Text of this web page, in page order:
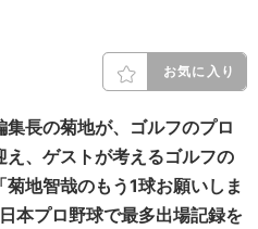
お気に入り
長の菊地が、ゴルフのプロ
、ゲストが考えるゴルフの
地智哉のもう1球お願いしま
本プロ野球で最多出場記録を